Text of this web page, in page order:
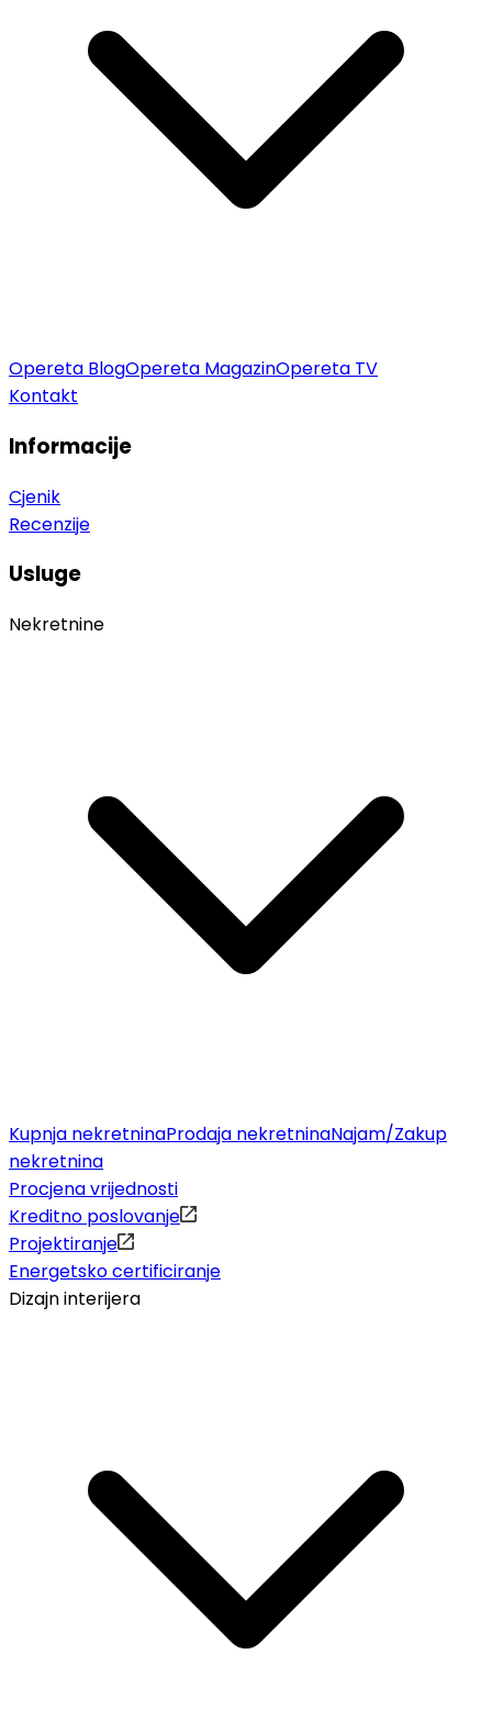
Opereta BlogOpereta MagazinOpereta TV
Kontakt
Informacije
Cjenik
Recenzije
Usluge
Nekretnine
Kupnja nekretninaProdaja nekretninaNajam/Zakup
nekretnina
Procjena vrijednosti
Kreditno poslovanje
Projektiranje
Energetsko certificiranje
Dizajn interijera